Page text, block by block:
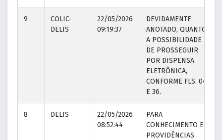
9
COLIC-
DELIS
22/05/2026
09:19:37
DEVIDAMENTE
ANOTADO, QUANTO
A POSSIBILIDADE
DE PROSSEGUIR
POR DISPENSA
ELETRÔNICA,
CONFORME FLS. 04
E 36.
8 DELIS
22/05/2026
08:52:44
PARA
CONHECIMENTO E
PROVIDÊNCIAS